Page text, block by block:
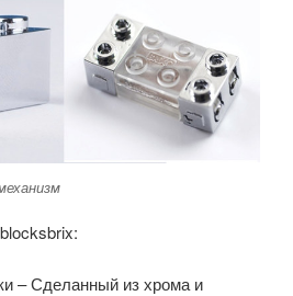
– Сделанный из хрома и